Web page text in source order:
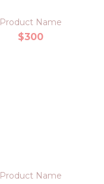
Product Name
$300
Product Name